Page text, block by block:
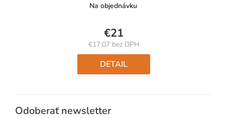
Na objednávku
€21
€17,07 bez DPH
Jednotková
cena:
DETAIL
Odoberať newsletter